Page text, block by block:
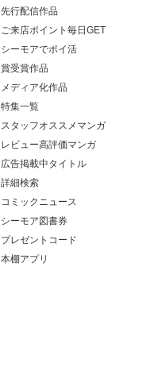
先行配信作品
ご来店ポイント毎日GET
シーモアでポイ活
賞受賞作品
メディア化作品
特集一覧
スタッフオススメマンガ
レビュー高評価マンガ
広告掲載中タイトル
詳細検索
コミックニュース
シーモア図書券
プレゼントコード
本棚アプリ